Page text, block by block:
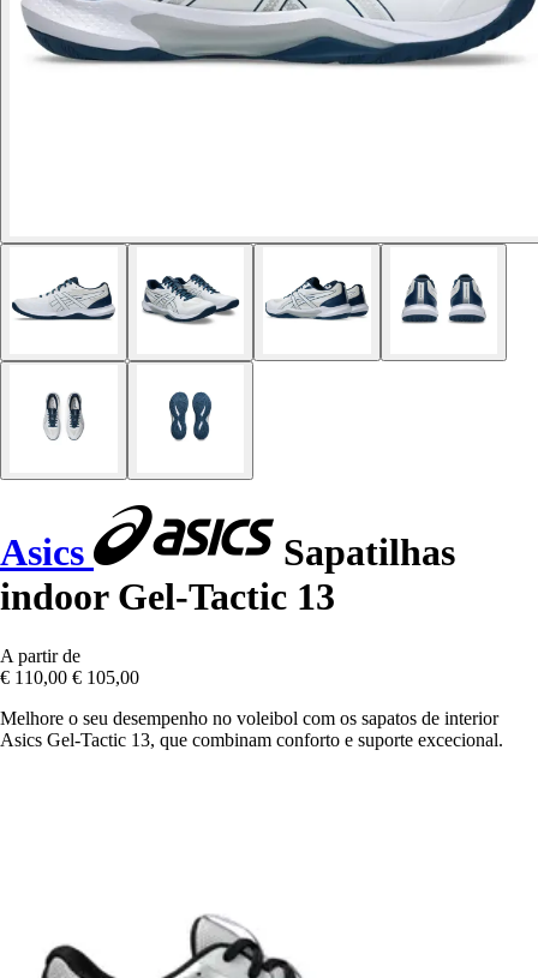
Asics
Sapatilhas
indoor Gel-Tactic 13
A partir de
€ 110,00 € 105,00
Melhore o seu desempenho no voleibol com os sapatos de interior
Asics Gel-Tactic 13, que combinam conforto e suporte excecional.